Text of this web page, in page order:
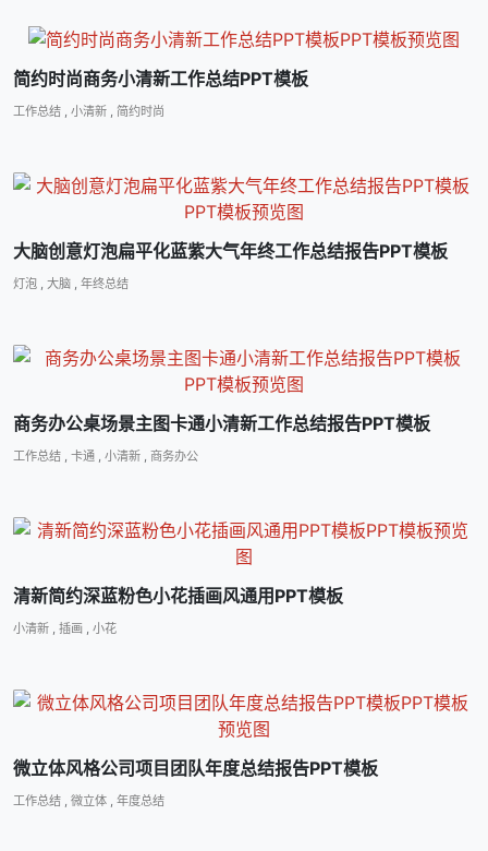
简约时尚商务小清新工作总结PPT模板
工作总结 小清新 简约时尚
大脑创意灯泡扁平化蓝紫大气年终工作总结报告PPT模板
灯泡 大脑 年终总结
商务办公桌场景主图卡通小清新工作总结报告PPT模板
工作总结 卡通 小清新 商务办公
清新简约深蓝粉色小花插画风通用PPT模板
小清新 插画 小花
微立体风格公司项目团队年度总结报告PPT模板
工作总结 微立体 年度总结